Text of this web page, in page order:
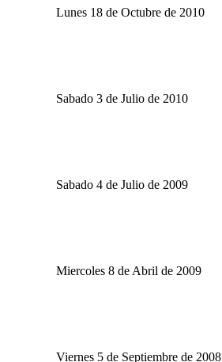
Lunes 18 de Octubre de 2010
Sabado 3 de Julio de 2010
Sabado 4 de Julio de 2009
Miercoles 8 de Abril de 2009
Viernes 5 de Septiembre de 2008